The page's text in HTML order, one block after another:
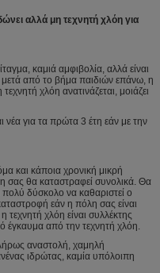
αλλά μη τεχνητή χλόη για
καμιά αμφιβολία, αλλά είναι
μετά από το βήμα παιδιών επάνω, η
χλόη ανατινάζεται, μοιάζει
για τα πρώτα 3 έτη εάν με την
και κάποια χρονική μικρή
σας θα καταστραφεί συνολικά. Θα
πολύ δύσκολο να καθαριστεί ο
εάν η πόλη σας είναι
χλόη είναι συλλέκτης
έγκαυμα από την τεχνητή χλόη.
αναστολή, χαμηλή
ιδρώτας, καμία υπόλοιπη